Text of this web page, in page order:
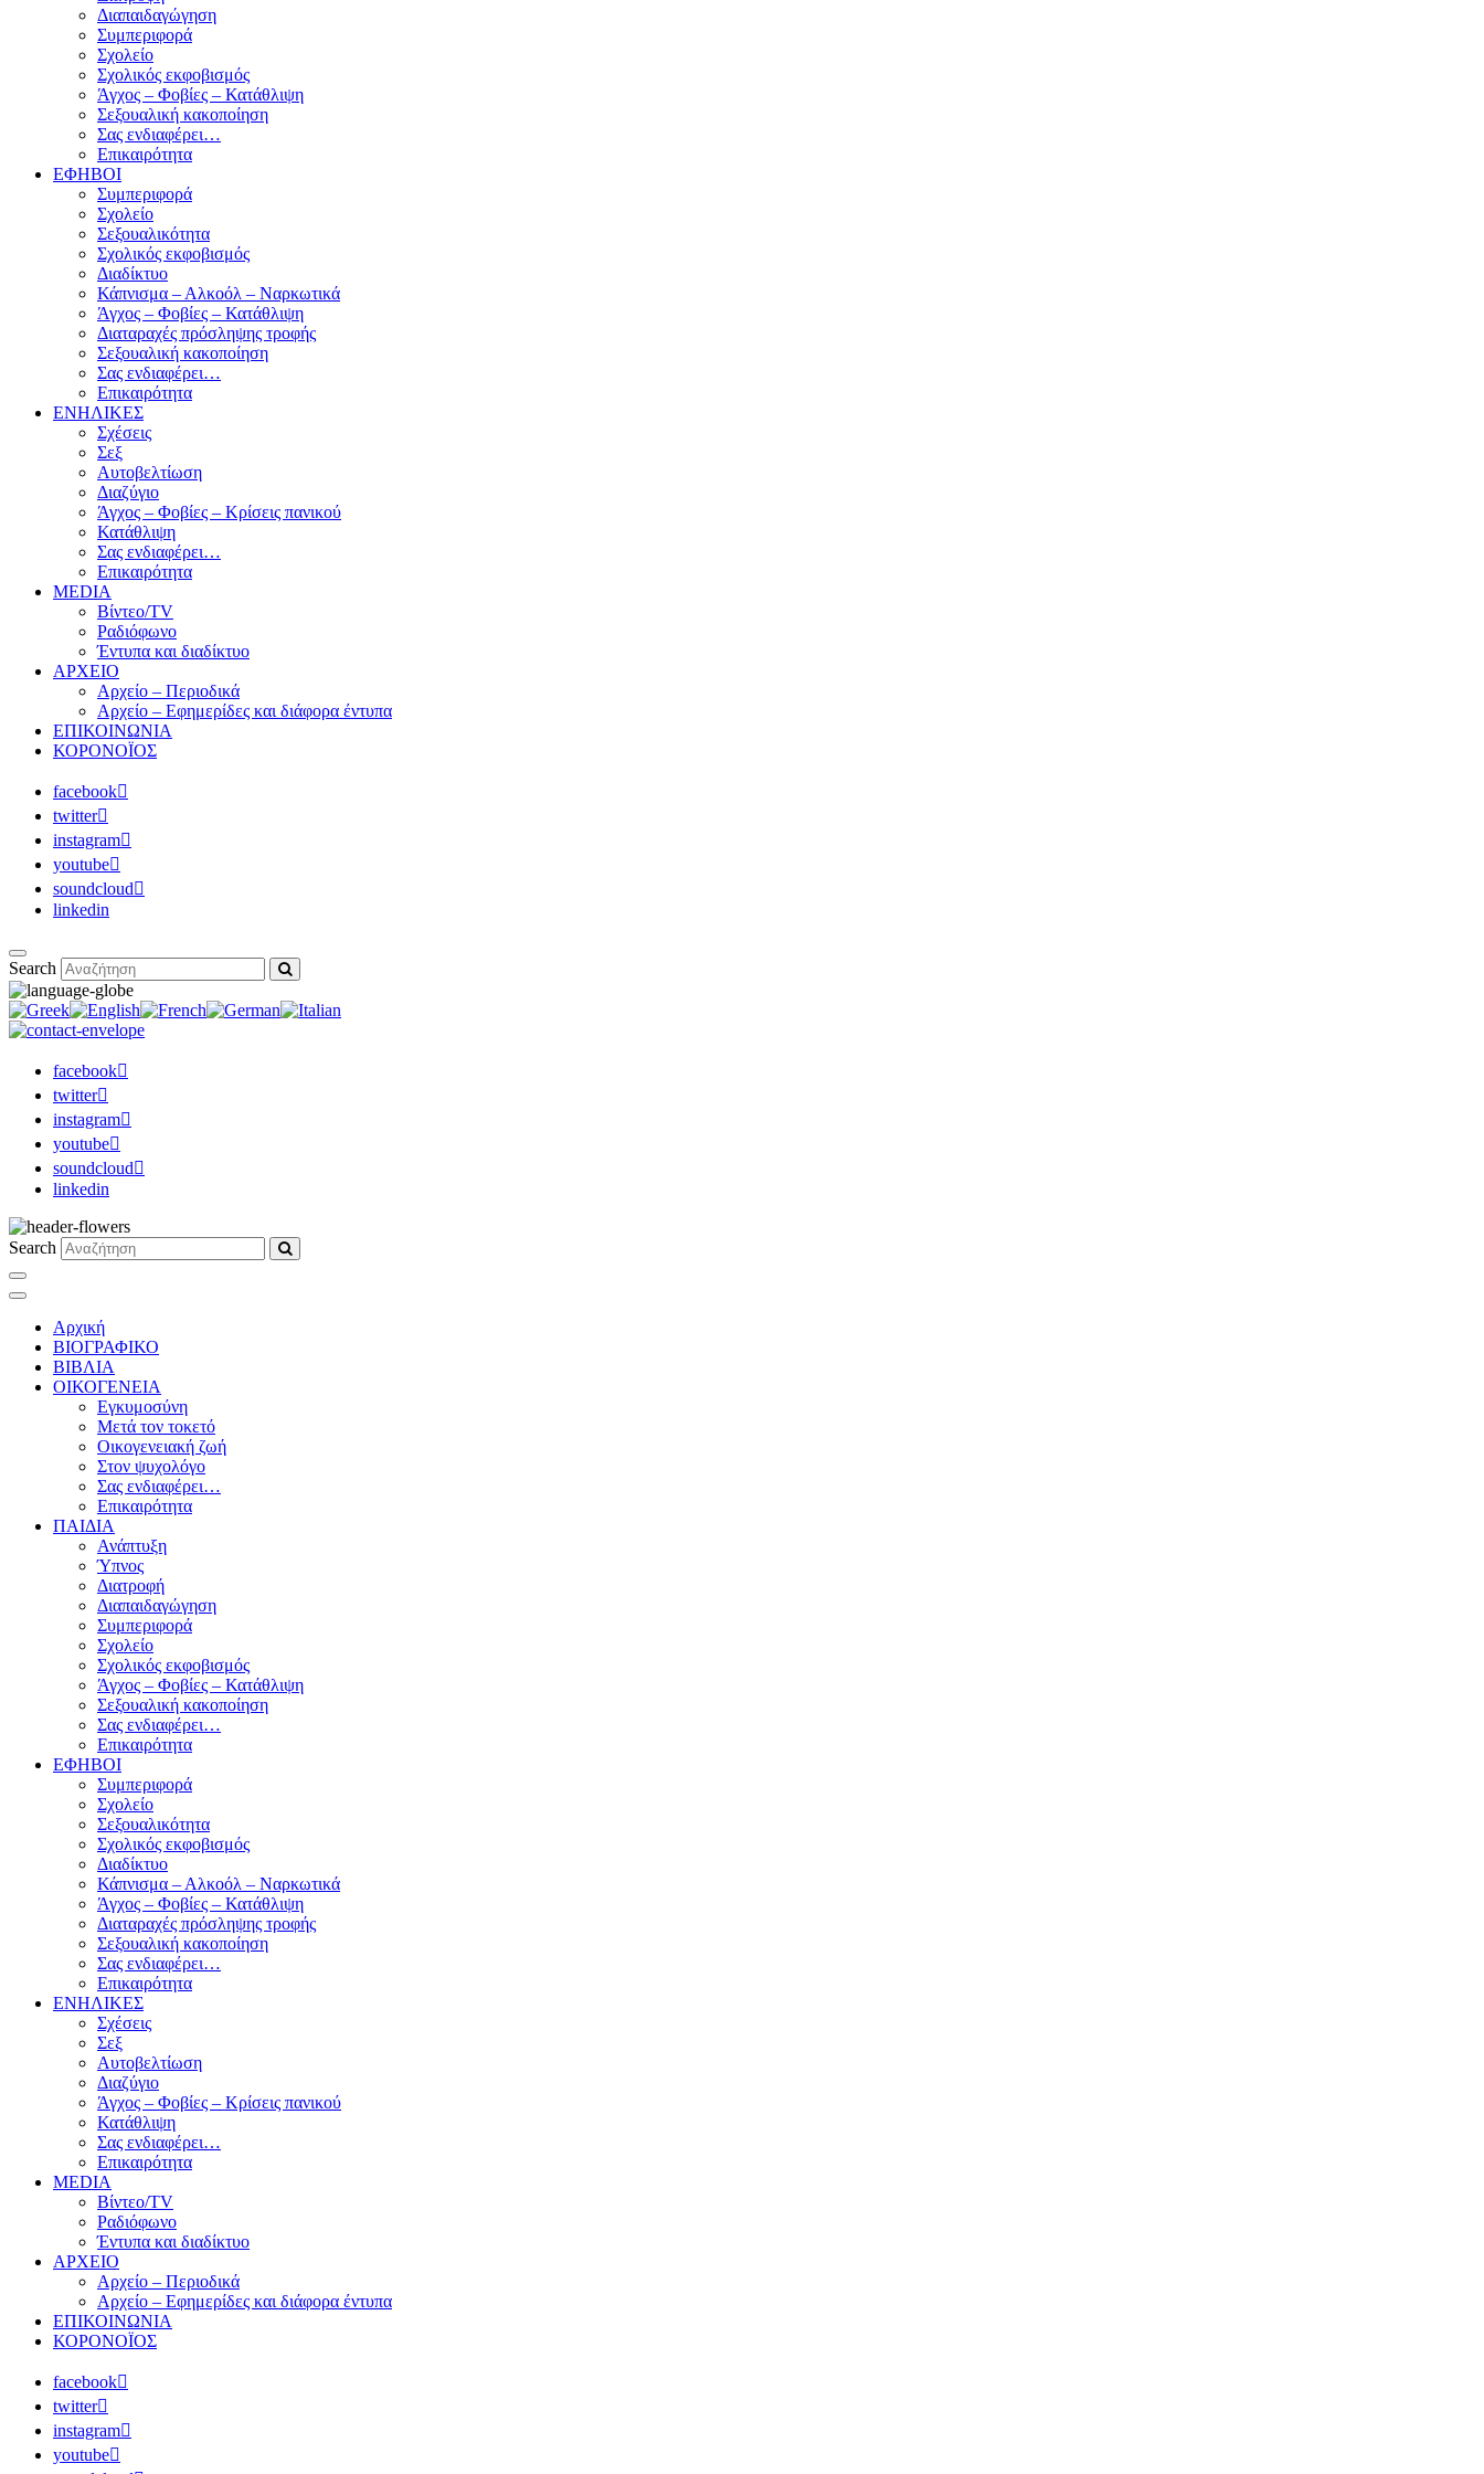
Διαπαιδαγώγηση
Συμπεριφορά
Σχολείο
Σχολικός εκφοβισμός
Άγχος – Φοβίες – Κατάθλιψη
Σεξουαλική κακοποίηση
Σας ενδιαφέρει…
Επικαιρότητα
ΕΦΗΒΟΙ
Συμπεριφορά
Σχολείο
Σεξουαλικότητα
Σχολικός εκφοβισμός
Διαδίκτυο
Κάπνισμα – Αλκοόλ – Ναρκωτικά
Άγχος – Φοβίες – Κατάθλιψη
Διαταραχές πρόσληψης τροφής
Σεξουαλική κακοποίηση
Σας ενδιαφέρει…
Επικαιρότητα
ΕΝΗΛΙΚΕΣ
Σχέσεις
Σεξ
Αυτοβελτίωση
Διαζύγιο
Άγχος – Φοβίες – Κρίσεις πανικού
Κατάθλιψη
Σας ενδιαφέρει…
Επικαιρότητα
MEDIA
Βίντεο/TV
Ραδιόφωνο
Έντυπα και διαδίκτυο
ΑΡΧΕΙΟ
Αρχείο – Περιοδικά
Αρχείο – Εφημερίδες και διάφορα έντυπα
ΕΠΙΚΟΙΝΩΝΙΑ
ΚΟΡΟΝΟΪΟΣ
facebook
twitter
instagram
youtube
soundcloud
linkedin
Search
facebook
twitter
instagram
youtube
soundcloud
linkedin
Search
Αρχική
ΒΙΟΓΡΑΦΙΚΟ
ΒΙΒΛΙΑ
ΟΙΚΟΓΕΝΕΙΑ
Εγκυμοσύνη
Μετά τον τοκετό
Οικογενειακή ζωή
Στον ψυχολόγο
Σας ενδιαφέρει…
Επικαιρότητα
ΠΑΙΔΙΑ
Ανάπτυξη
Ύπνος
Διατροφή
Διαπαιδαγώγηση
Συμπεριφορά
Σχολείο
Σχολικός εκφοβισμός
Άγχος – Φοβίες – Κατάθλιψη
Σεξουαλική κακοποίηση
Σας ενδιαφέρει…
Επικαιρότητα
ΕΦΗΒΟΙ
Συμπεριφορά
Σχολείο
Σεξουαλικότητα
Σχολικός εκφοβισμός
Διαδίκτυο
Κάπνισμα – Αλκοόλ – Ναρκωτικά
Άγχος – Φοβίες – Κατάθλιψη
Διαταραχές πρόσληψης τροφής
Σεξουαλική κακοποίηση
Σας ενδιαφέρει…
Επικαιρότητα
ΕΝΗΛΙΚΕΣ
Σχέσεις
Σεξ
Αυτοβελτίωση
Διαζύγιο
Άγχος – Φοβίες – Κρίσεις πανικού
Κατάθλιψη
Σας ενδιαφέρει…
Επικαιρότητα
MEDIA
Βίντεο/TV
Ραδιόφωνο
Έντυπα και διαδίκτυο
ΑΡΧΕΙΟ
Αρχείο – Περιοδικά
Αρχείο – Εφημερίδες και διάφορα έντυπα
ΕΠΙΚΟΙΝΩΝΙΑ
ΚΟΡΟΝΟΪΟΣ
facebook
twitter
instagram
youtube